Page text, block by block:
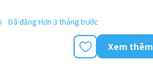
Ưu tiên nam giới
Đã đăng Hơn 3 tháng trước
Xem thêm